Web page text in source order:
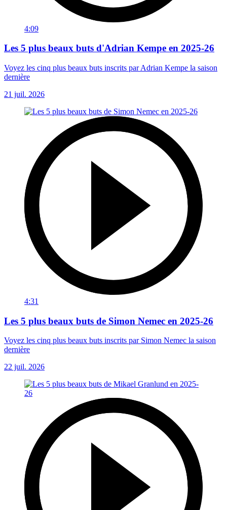
4:09
Les 5 plus beaux buts d'Adrian Kempe en 2025-26
Voyez les cinq plus beaux buts inscrits par Adrian Kempe la saison
dernière
21 juil. 2026
4:31
Les 5 plus beaux buts de Simon Nemec en 2025-26
Voyez les cinq plus beaux buts inscrits par Simon Nemec la saison
dernière
22 juil. 2026